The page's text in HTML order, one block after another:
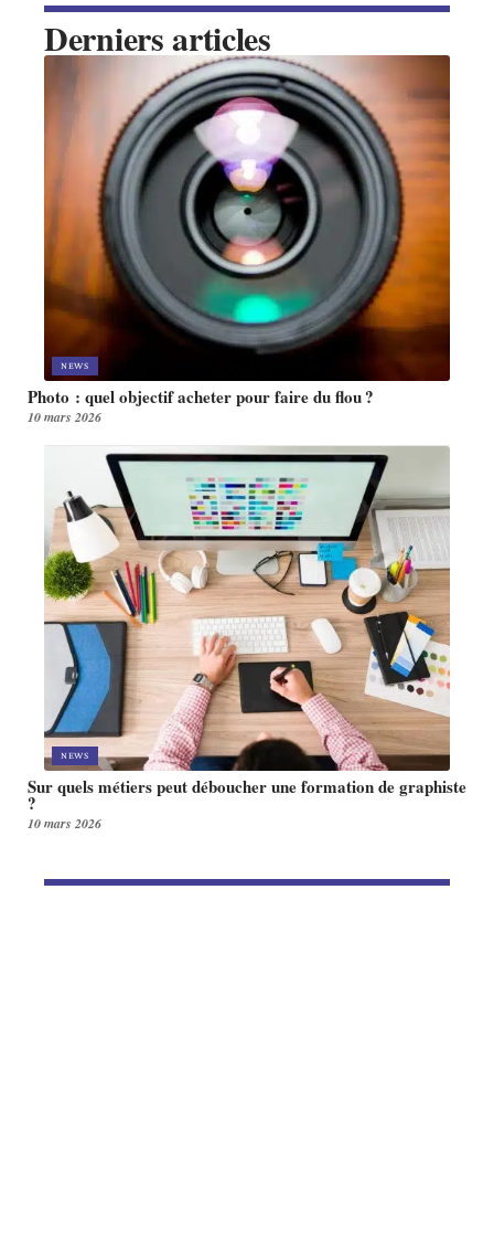
Derniers articles
NEWS
Photo : quel objectif acheter pour faire du flou ?
10 mars 2026
NEWS
Sur quels métiers peut déboucher une formation de graphiste
?
10 mars 2026